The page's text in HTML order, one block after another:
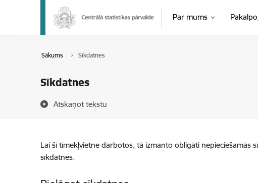
Pāriet uz lapas saturu
Par mums
Sākums Sīkdatnes
Sīkdatnes
Atskaņot tekstu
Lai šī tīmekļvietne darbotos, tā izmanto obligāti nepieciešamās
sīkdatnes.